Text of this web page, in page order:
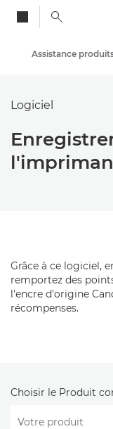
Assistance
Logiciel
Grâce à ce logiciel,
remportez des
l'encre d'origine
récompenses.
Choisir le Produit